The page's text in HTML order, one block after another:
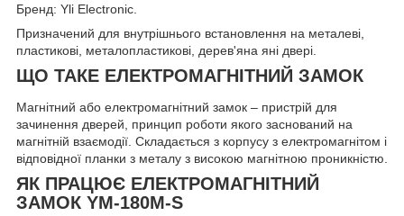
Бренд: Yli Electronic.
Призначений для внутрішнього встановлення на металеві,
пластикові, металопластикові, дерев'яна яні двері.
ЩО ТАКЕ ЕЛЕКТРОМАГНІТНИЙ ЗАМОК
Магнітний або електромагнітний замок – пристрій для
зачинення дверей, принцип роботи якого заснований на
магнітній взаємодії. Складається з корпусу з електромагнітом і
відповідної планки з металу з високою магнітною проникністю.
ЯК ПРАЦЮЄ ЕЛЕКТРОМАГНІТНИЙ
ЗАМОК YM-180M-S